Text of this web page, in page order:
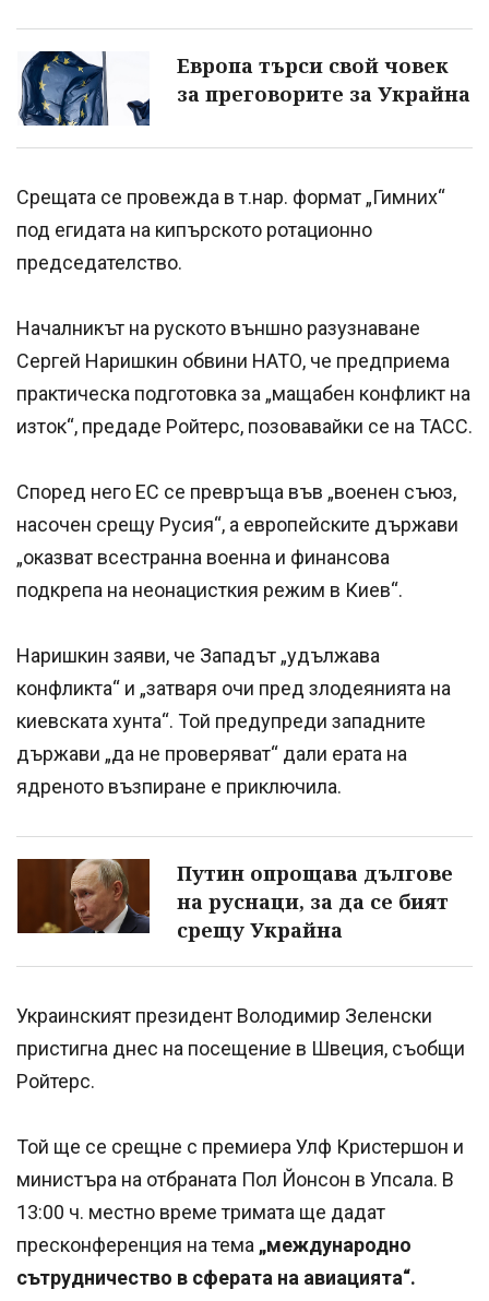
Европа търси свой човек
за преговорите за Украйна
Срещата се провежда в т.нар. формат „Гимних“
под егидата на кипърското ротационно
председателство.
Началникът на руското външно разузнаване
Сергей Наришкин обвини НАТО, че предприема
практическа подготовка за „мащабен конфликт на
изток“, предаде Ройтерс, позовавайки се на ТАСС.
Според него ЕС се превръща във „военен съюз,
насочен срещу Русия“, а европейските държави
„оказват всестранна военна и финансова
подкрепа на неонацисткия режим в Киев“.
Наришкин заяви, че Западът „удължава
конфликта“ и „затваря очи пред злодеянията на
киевската хунта“. Той предупреди западните
държави „да не проверяват“ дали ерата на
ядреното възпиране е приключила.
Путин опрощава дългове
на руснаци, за да се бият
срещу Украйна
Украинският президент Володимир Зеленски
пристигна днес на посещение в Швеция, съобщи
Ройтерс.
Той ще се срещне с премиера Улф Кристершон и
министъра на отбраната Пол Йонсон в Упсала. В
13:00 ч. местно време тримата ще дадат
пресконференция на тема „международно
сътрудничество в сферата на авиацията“.